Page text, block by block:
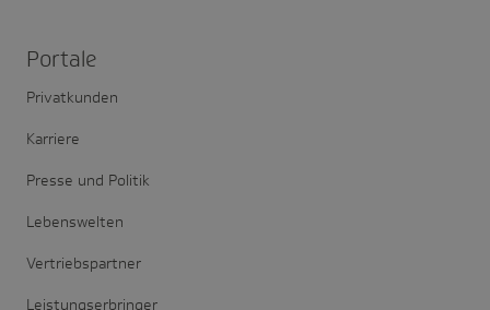
Portale
Privatkunden
Karriere
Presse und Politik
Lebenswelten
Vertriebspartner
Leistungserbringer